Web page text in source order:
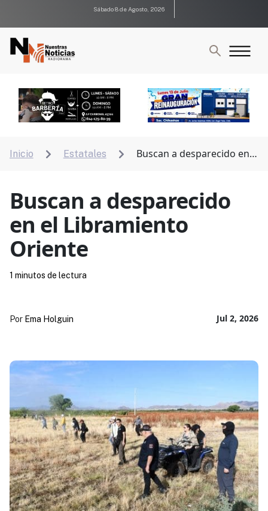
Sábado 8 de Agosto, 2026
Inicio  Estatales 
Buscan a desparecido en
Buscan a desparecido
en el Libramiento
Oriente
Jul 2, 2026
Por Ema Holguin
1 minutos de lectura